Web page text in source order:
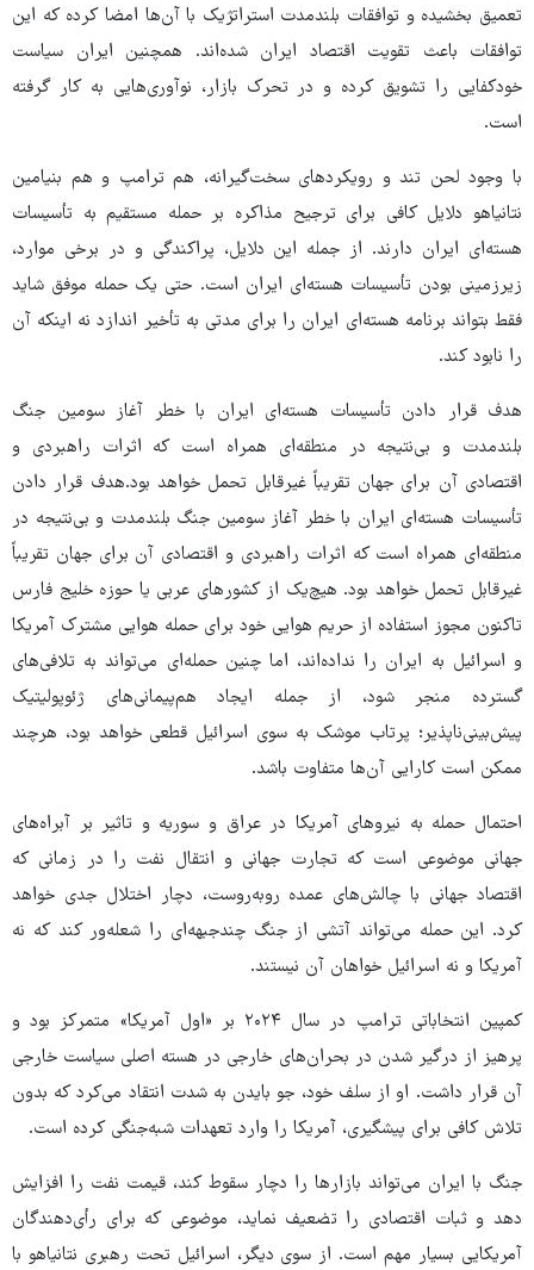
تعمیق بخشیده و توافقات بلندمدت استراتژیک با آن‌ها امضا کرده که این
توافقات باعث تقویت اقتصاد ایران شده‌اند. همچنین ایران سیاست
خودکفایی را تشویق کرده و در تحرک بازار، نوآوری‌هایی به کار گرفته
است.
با وجود لحن تند و رویکردهای سخت‌گیرانه، هم ترامپ و هم بنیامین
نتانیاهو دلایل کافی برای ترجیح مذاکره بر حمله مستقیم به تأسیسات
هسته‌ای ایران دارند. از جمله این دلایل، پراکندگی و در برخی موارد،
زیرزمینی بودن تأسیسات هسته‌ای ایران است. حتی یک حمله موفق شاید
فقط بتواند برنامه هسته‌ای ایران را برای مدتی به تأخیر اندازد نه اینکه آن
را نابود کند.
هدف قرار دادن تأسیسات هسته‌ای ایران با خطر آغاز سومین جنگ
بلندمدت و بی‌نتیجه در منطقه‌ای همراه است که اثرات راهبردی و
اقتصادی آن برای جهان تقریباً غیرقابل تحمل خواهد بود.هدف قرار دادن
تأسیسات هسته‌ای ایران با خطر آغاز سومین جنگ بلندمدت و بی‌نتیجه در
منطقه‌ای همراه است که اثرات راهبردی و اقتصادی آن برای جهان تقریباً
غیرقابل تحمل خواهد بود. هیچ‌یک از کشورهای عربی یا حوزه خلیج فارس
تاکنون مجوز استفاده از حریم هوایی خود برای حمله هوایی مشترک آمریکا
و اسرائیل به ایران را نداده‌اند، اما چنین حمله‌ای می‌تواند به تلافی‌های
گسترده منجر شود، از جمله ایجاد هم‌پیمانی‌های ژئوپولیتیک
پیش‌بینی‌ناپذیر؛ پرتاب موشک به سوی اسرائیل قطعی خواهد بود، هرچند
ممکن است کارایی آن‌ها متفاوت باشد.
احتمال حمله به نیروهای آمریکا در عراق و سوریه و تاثیر بر آبراه‌های
جهانی موضوعی است که تجارت جهانی و انتقال نفت را در زمانی که
اقتصاد جهانی با چالش‌های عمده روبه‌روست، دچار اختلال جدی خواهد
کرد. این حمله می‌تواند آتشی از جنگ چندجبهه‌ای را شعله‌ور کند که نه
آمریکا و نه اسرائیل خواهان آن نیستند.
کمپین انتخاباتی ترامپ در سال ۲۰۲۴ بر «اول آمریکا» متمرکز بود و
پرهیز از درگیر شدن در بحران‌های خارجی در هسته اصلی سیاست خارجی
آن قرار داشت. او از سلف خود، جو بایدن به شدت انتقاد می‌کرد که بدون
تلاش کافی برای پیشگیری، آمریکا را وارد تعهدات شبه‌جنگی کرده است.
جنگ با ایران می‌تواند بازارها را دچار سقوط کند، قیمت نفت را افزایش
دهد و ثبات اقتصادی را تضعیف نماید، موضوعی که برای رأی‌دهندگان
آمریکایی بسیار مهم است. از سوی دیگر، اسرائیل تحت رهبری نتانیاهو با